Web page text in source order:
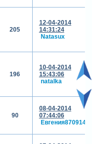
205
12-04-2014
14:31:24
Natasux
196
10-04-2014
15:43:06
natalka
90
08-04-2014
07:44:06
Евгения870914